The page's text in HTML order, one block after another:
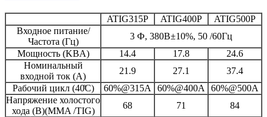
ATIG315P ATIG400P
ATIG500P
Входное питание/
Частота (Гц)
3 Ф, 380В±10%, 50 /60Гц
Мощность (KВA)
14.4 17.8
24.6
Номинальный
входной ток (A)
21.9 27.1
37.4
Рабочий цикл (40̊C)
60%@315A 60%@400A 60%@500A
Напряжение холостого
хода (В)(MMA /TIG)
68 71 84